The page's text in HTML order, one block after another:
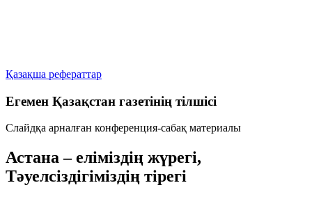
Қазақша рефераттар
Егемен Қазақстан газетінің тілшісі
Слайдқа арналған конференция-сабақ материалы
Астана – еліміздің жүрегі,
Тәуелсіздігіміздің тірегі